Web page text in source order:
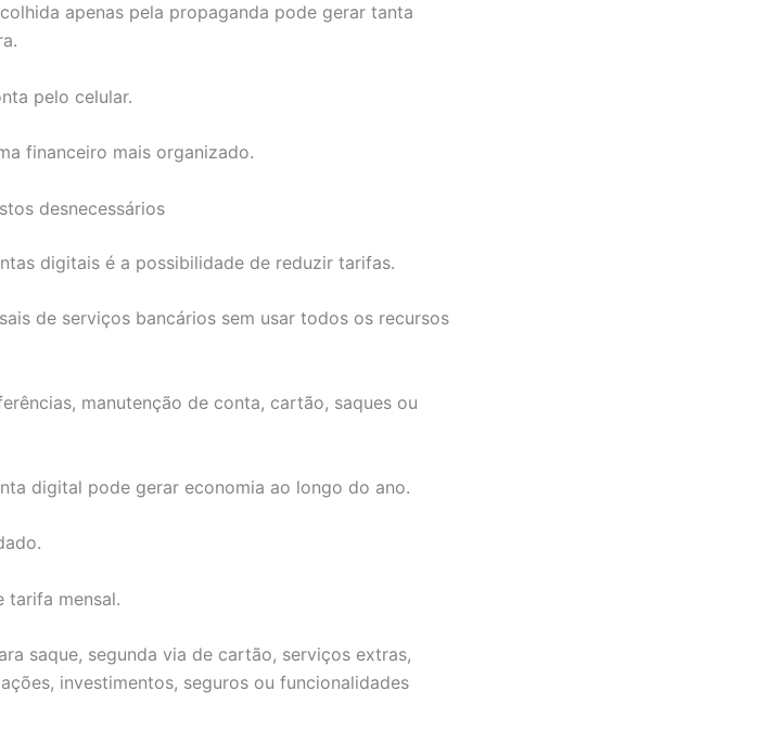
apenas pela propaganda pode gerar tanta
pelo celular.
financeiro mais organizado.
desnecessários
digitais é a possibilidade de reduzir tarifas.
de serviços bancários sem usar todos os recursos
manutenção de conta, cartão, saques ou
digital pode gerar economia ao longo do ano.
tarifa mensal.
saque, segunda via de cartão, serviços extras,
investimentos, seguros ou funcionalidades